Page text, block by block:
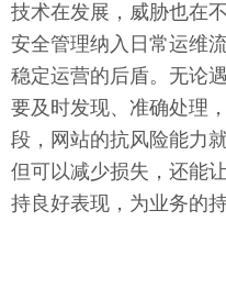
技术在发展，威胁也在
安全管理纳入日常运维
稳定运营的后盾。无论
要及时发现、准确处理
段，网站的抗风险能力
但可以减少损失，还能
持良好表现，为业务的